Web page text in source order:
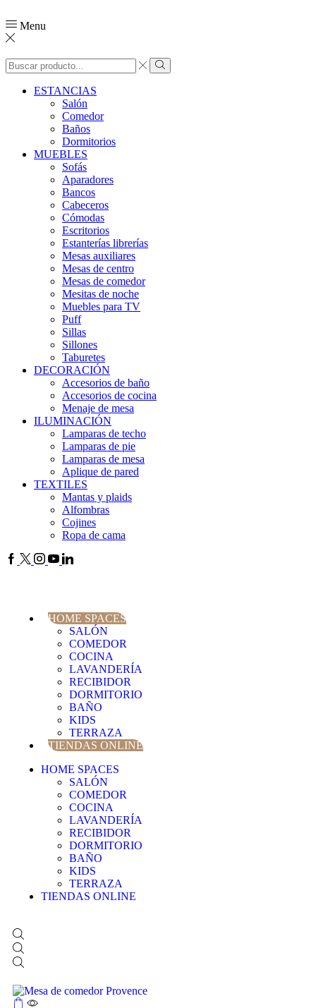
Menu
ESTANCIAS
Salón
Comedor
Baños
Dormitorios
MUEBLES
Sofás
Aparadores
Bancos
Cabeceros
Cómodas
Escritorios
Estanterías librerías
Mesas auxiliares
Mesas de centro
Mesas de comedor
Mesitas de noche
Muebles para TV
Puff
Sillas
Sillones
Taburetes
DECORACIÓN
Accesorios de baño
Accesorios de cocina
Menaje de mesa
ILUMINACIÓN
Lamparas de techo
Lamparas de pie
Lamparas de mesa
Aplique de pared
TEXTILES
Mantas y plaids
Alfombras
Cojines
Ropa de cama
HOME SPACES
SALÓN
COMEDOR
COCINA
LAVANDERÍA
RECIBIDOR
DORMITORIO
BAÑO
KIDS
TERRAZA
TIENDAS ONLINE
HOME SPACES
SALÓN
COMEDOR
COCINA
LAVANDERÍA
RECIBIDOR
DORMITORIO
BAÑO
KIDS
TERRAZA
TIENDAS ONLINE